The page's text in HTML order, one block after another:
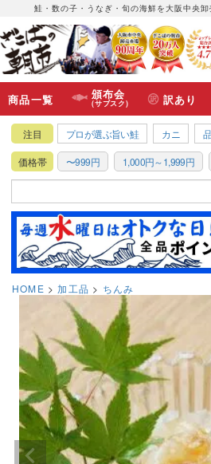
鮭・数の子・うなぎ・旬の海鮮を大阪中央
商品一覧 頒布会
(サブスク) 訳あり
注目 プロが選ぶ旨い鮭 カニ
価格帯 〜999円 1,000円～1,999円
HOME 加工品 ちんみ